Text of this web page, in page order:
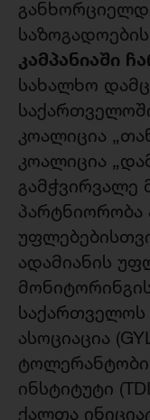
კამპანიაში
სახალხო
კოალიცია
კოალიცია
გამჭვირვალე
პარტნიორობა
ადამიანის
საქართველოს
ასოციაცია
ინსტიტუტი
ქალთა